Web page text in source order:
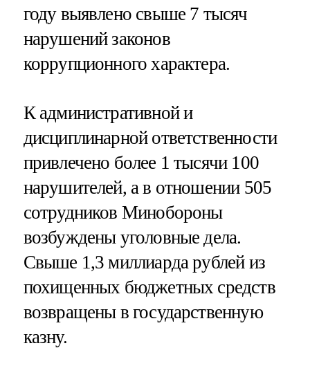
году выявлено свыше 7 тысяч
нарушений законов
коррупционного характера.
К административной и
дисциплинарной ответственности
привлечено более 1 тысячи 100
нарушителей, а в отношении 505
сотрудников Минобороны
возбуждены уголовные дела.
Свыше 1,3 миллиарда рублей из
похищенных бюджетных средств
возвращены в государственную
казну.